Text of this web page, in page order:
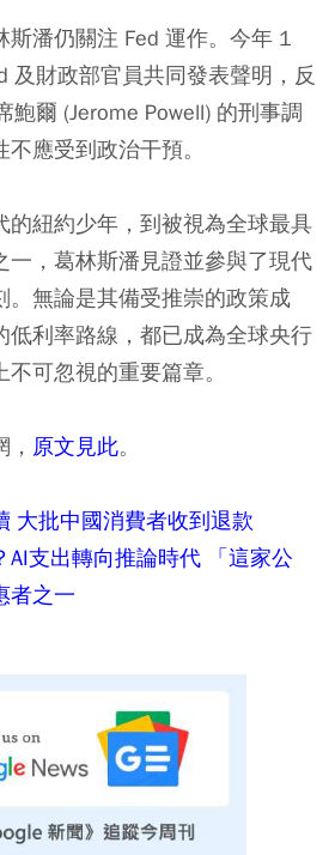
斯潘仍關注 Fed 運作。今年 1
及財政部官員共同發表聲明，反
鮑爾 (Jerome Powell) 的刑事調
應受到政治干預。
的紐約少年，到被視為全球最具
一，葛林斯潘見證並參與了現代
。無論是其備受推崇的政策成
低利率路線，都已成為全球央行
可忽視的重要篇章。
原文見此。
大批中國消費者收到退款
AI支出轉向推論時代 「這家公
者之一